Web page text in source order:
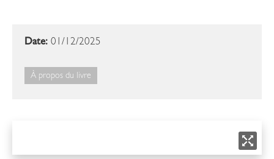
Date: 01/12/2025
À propos du livre